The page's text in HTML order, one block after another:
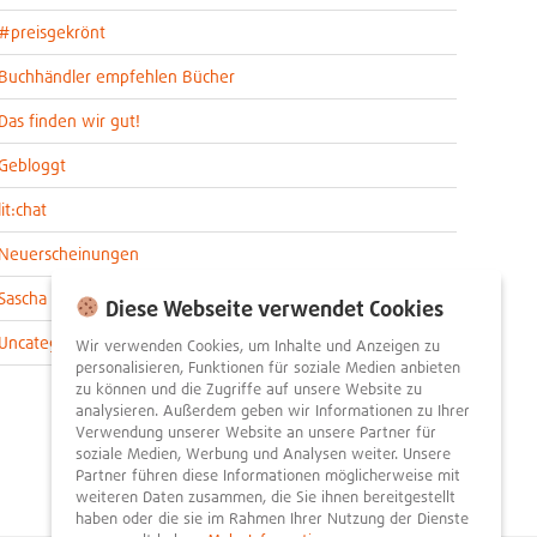
#preisgekrönt
Buchhändler empfehlen Bücher
Das finden wir gut!
lit:chat
Neuerscheinungen
im lit:blog
Uncategorized
Diese Webseite verwendet Cookies
Wir verwenden Cookies, um Inhalte und Anzeigen zu
personalisieren, Funktionen für soziale Medien anbieten
zu können und die Zugriffe auf unsere Website zu
analysieren. Außerdem geben wir Informationen zu Ihrer
Verwendung unserer Website an unsere Partner für
soziale Medien, Werbung und Analysen weiter. Unsere
Partner führen diese Informationen möglicherweise mit
weiteren Daten zusammen, die Sie ihnen bereitgestellt
haben oder die sie im Rahmen Ihrer Nutzung der Dienste